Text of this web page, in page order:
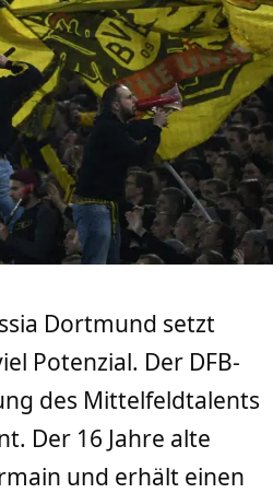
Dortmund setzt
Potenzial. Der DFB-
des Mittelfeldtalents
Der 16 Jahre alte
und erhält einen